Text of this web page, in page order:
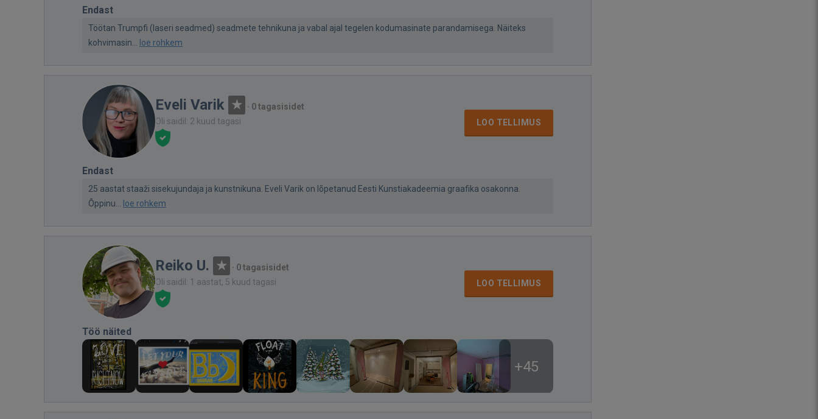
Endast
Töötan Trumpfi (laseri seadmed) seadmete tehnikuna ja vabal ajal tegelen kodumasinate parandamisega. Näiteks
kohvimasin...
loe rohkem
Eveli Varik · 0 tagasisidet
Oli saidil: 2 kuud tagasi
LOO TELLIMUS
Endast
25 aastat staaži sisekujundaja ja kunstnikuna. Eveli Varik on lõpetanud Eesti Kunstiakadeemia graafika osakonna.
Õppinu...
loe rohkem
Reiko U. · 0 tagasisidet
Oli saidil: 1 aastat, 5 kuud tagasi
LOO TELLIMUS
Töö näited
+45